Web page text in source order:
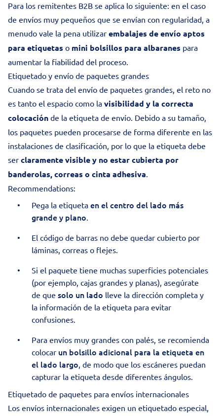
Para los remitentes B2B se aplica lo siguiente: en el caso
de envíos muy pequeños que se envían con regularidad, a
menudo vale la pena utilizar embalajes de envío aptos
para etiquetas o mini bolsillos para albaranes para
aumentar la fiabilidad del proceso.
Etiquetado y envío de paquetes grandes
Cuando se trata del envío de paquetes grandes, el reto no
es tanto el espacio como la visibilidad y la correcta
colocación de la etiqueta de envío. Debido a su tamaño,
los paquetes pueden procesarse de forma diferente en las
instalaciones de clasificación, por lo que la etiqueta debe
ser claramente visible y no estar cubierta por
banderolas, correas o cinta adhesiva.
Recommendations:
Pega la etiqueta en el centro del lado más
grande y plano.
El código de barras no debe quedar cubierto por
láminas, correas o flejes.
Si el paquete tiene muchas superficies potenciales
(por ejemplo, cajas grandes y planas), asegúrate
de que solo un lado lleve la dirección completa y
la información de la etiqueta para evitar
confusiones.
Para envíos muy grandes con palés, se recomienda
colocar un bolsillo adicional para la etiqueta en
el lado largo, de modo que los escáneres puedan
capturar la etiqueta desde diferentes ángulos.
Etiquetado de paquetes para envíos internacionales
Los envíos internacionales exigen un etiquetado especial,